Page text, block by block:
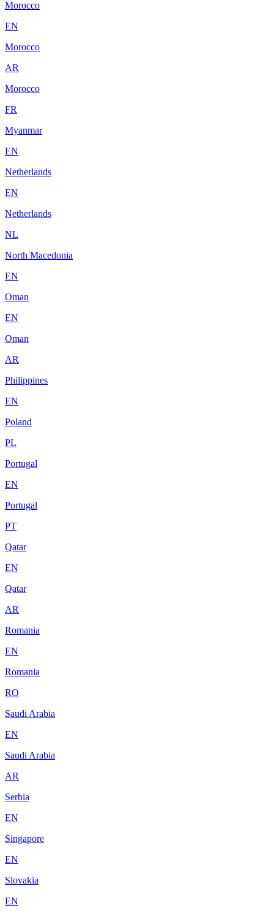
Morocco
EN
Morocco
AR
Morocco
FR
Myanmar
EN
Netherlands
EN
Netherlands
NL
North Macedonia
EN
Oman
EN
Oman
AR
Philippines
EN
Poland
PL
Portugal
EN
Portugal
PT
Qatar
EN
Qatar
AR
Romania
EN
Romania
RO
Saudi Arabia
EN
Saudi Arabia
AR
Serbia
EN
Singapore
EN
Slovakia
EN